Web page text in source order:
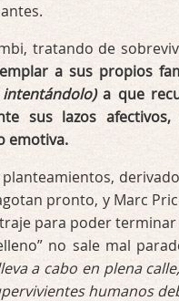
tratando de
a sus propios
a que
sus lazos
emotiva.
pronto, y Marc
para poder terminar
no sale mal
a cabo en plena
humanos